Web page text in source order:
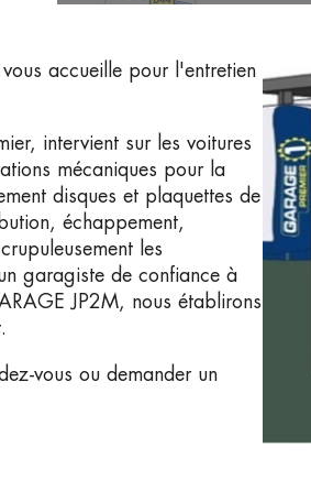
accueille pour l'entretien
intervient sur les voitures
mécaniques pour la
disques et plaquettes de
échappement,
les
garagiste de confiance à
JP2M, nous établirons
vous ou demander un